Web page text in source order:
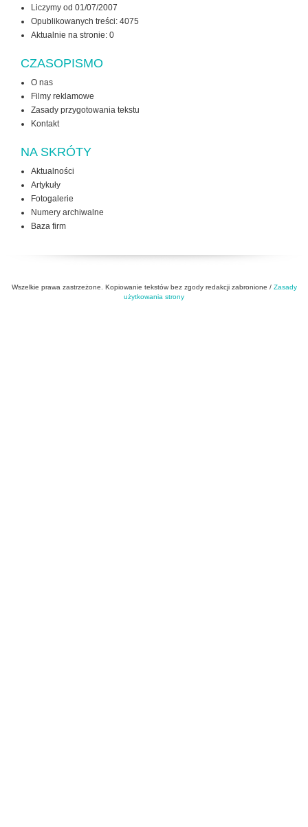
Liczymy od 01/07/2007
Opublikowanych treści: 4075
Aktualnie na stronie: 0
CZASOPISMO
O nas
Filmy reklamowe
Zasady przygotowania tekstu
Kontakt
NA SKRÓTY
Aktualności
Artykuły
Fotogalerie
Numery archiwalne
Baza firm
Wszelkie prawa zastrzeżone. Kopiowanie tekstów bez zgody redakcji zabronione / Zasady
użytkowania strony